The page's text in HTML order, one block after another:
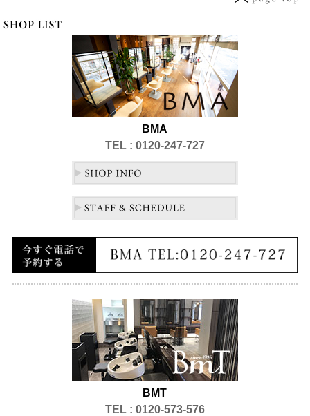
BMA
TEL : 0120-247-727
BMT
TEL : 0120-573-576